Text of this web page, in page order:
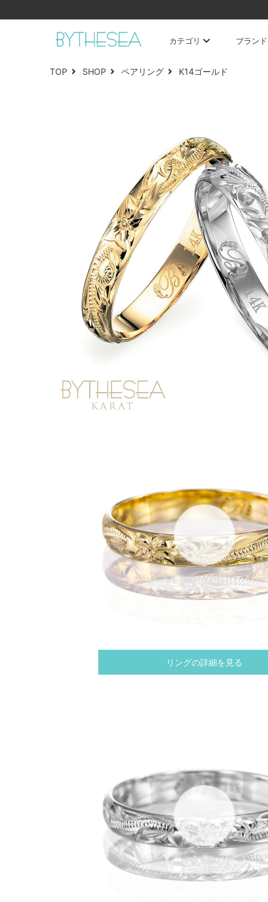
カテゴリ ブランド
TOP SHOP ペアリング K14ゴールド
リングの詳細を見る